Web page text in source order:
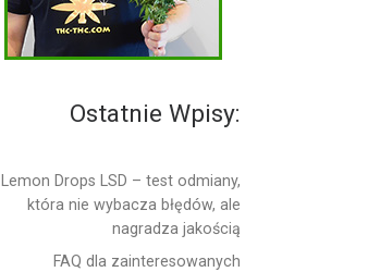
Ostatnie Wpisy:
Lemon Drops LSD – test odmiany,
która nie wybacza błędów, ale
nagradza jakością
FAQ dla zainteresowanych